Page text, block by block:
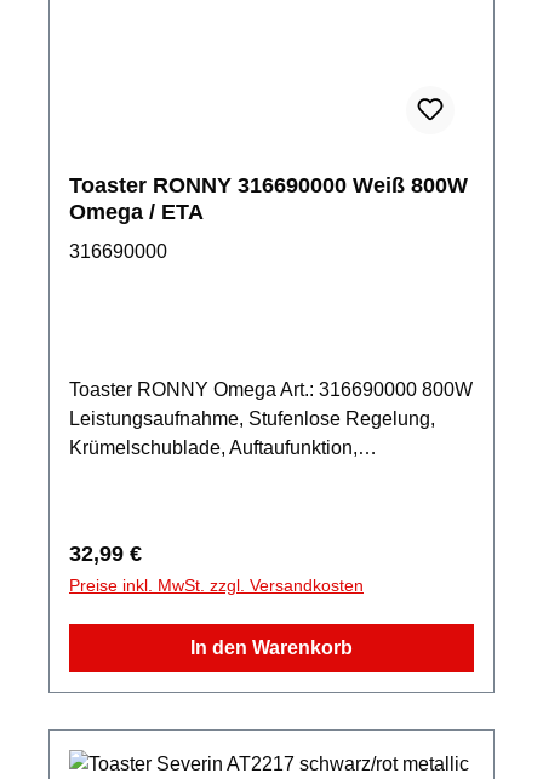
Toaster RONNY 316690000 Weiß 800W
Omega / ETA
316690000
Toaster RONNY Omega Art.: 316690000 800W
Leistungsaufnahme, Stufenlose Regelung,
Krümelschublade, Auftaufunktion,
Regulärer Preis:
32,99 €
Preise inkl. MwSt. zzgl. Versandkosten
In den Warenkorb